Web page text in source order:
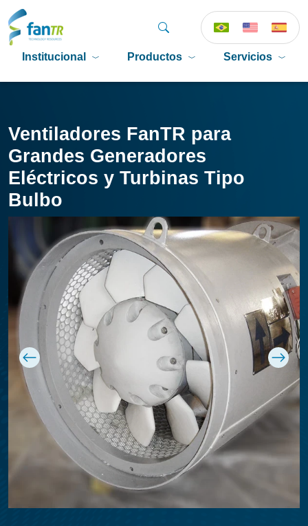
Institucional Productos Servicios
Ventiladores FanTR para
Grandes Generadores
Eléctricos y Turbinas Tipo
Bulbo